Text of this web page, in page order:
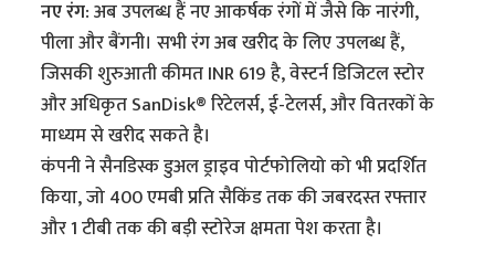
नए रंग:अब उपलब्ध हैं नए आकर्षक रंगों में जैसे कि नारंगी,
पीला और बैंगनी। सभी रंग अब खरीद के लिए उपलब्ध हैं,
जिसकी शुरुआती कीमत INR 619 है, वेस्टर्न डिजिटल स्टोर
और अधिकृत SanDisk® रिटेलर्स, ई-टेलर्स, और वितरकों के
माध्यम से खरीद सकते है।
कंपनी ने सैनडिस्क डुअल ड्राइव पोर्टफोलियो को भी प्रदर्शित
किया, जो 400 एमबी प्रति सैकिंड तक की जबरदस्त रफ्तार
और 1 टीबी तक की बड़ी स्टोरेज क्षमता पेश करता है।